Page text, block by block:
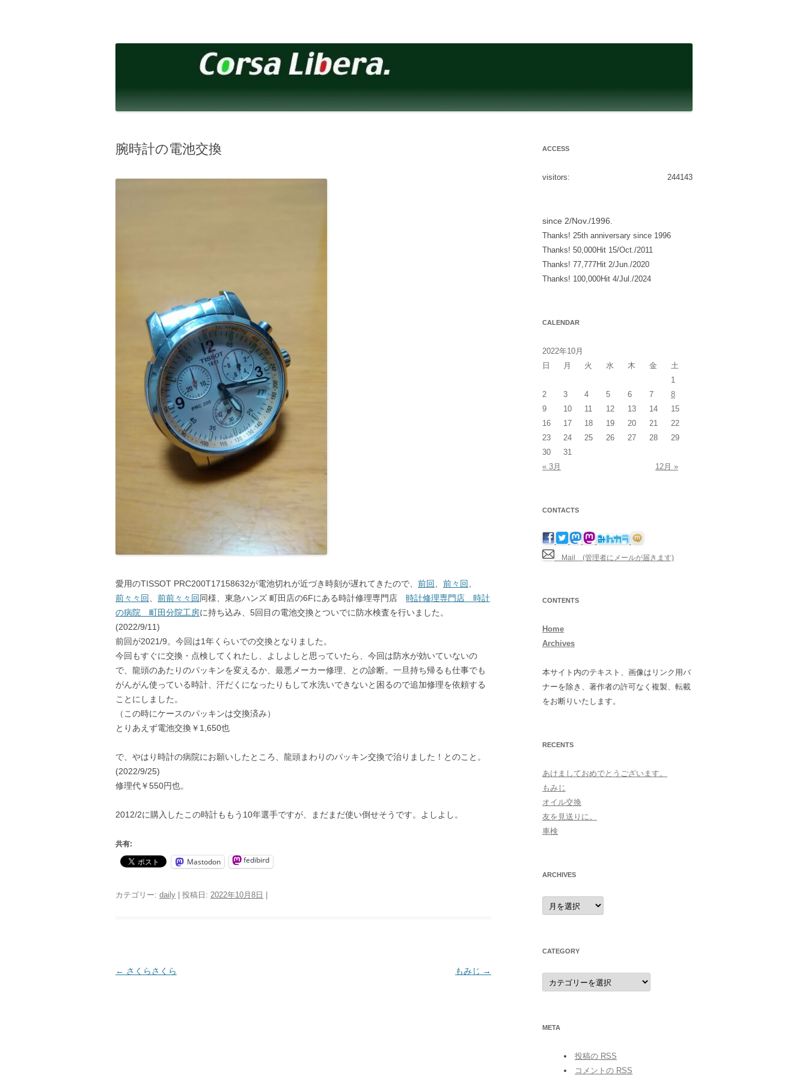
へ
腕時計の電池交換
愛用のTISSOT PRC200T17158632が電池切れが近づき時刻が遅れてきたので、 前回 前々回
前々々回
前前々々回同様、東急ハンズ 町田店の6Fにある時計修理専門店 時計修理専門店 時計
の病院 町田分院工房に持ち込み、5回目の電池交換とついでに防水検査を行いました。
(2022/9/11)
前回が2021/9。今回は1年くらいでの交換となりました。
今回もすぐに交換・点検してくれたし、よしよしと思っていたら、今回は防水が効いていないの
で、龍頭のあたりのパッキンを変えるか、最悪メーカー修理、との診断。一旦持ち帰るも仕事でも
がんがん使っている時計、汗だくになったりもして水洗いできないと困るので追加修理を依頼する
ことにしました。
（この時にケースのパッキンは交換済み）
とりあえず電池交換￥1,650也
で、やはり時計の病院にお願いしたところ、龍頭まわりのパッキン交換で治りました！とのこと。
(2022/9/25)
修理代￥550円也。
2012/2に購入したこの時計ももう10年選手ですが、まだまだ使い倒せそうです。よしよし。
共有:
Mastodon fedibird
カテゴリー: daily | 投稿日: 2022年10月8日 |
投
← さくらさくら もみじ →
ACCESS
244143
visitors:
since 2/Nov./1996.
Thanks! 25th anniversary since 1996
Thanks! 50,000Hit 15/Oct./2011
Thanks! 77,777Hit 2/Jun./2020
Thanks! 100,000Hit 4/Jul./2024
CALENDAR
2022年10月
日
月 火 水 木 金
土
1
2
3 4 5 6 7
8
9
10 11 12 13 14
15
16
17 18 19 20 21
22
23
24 25 26 27 28
29
30
31
« 3月
12月 »
CONTACTS
Mail (管理者にメールが届きます)
CONTENTS
Home
Archives
本サイト内のテキスト、画像はリンク用バ
ナーを除き、著作者の許可なく複製、転載
をお断りいたします。
RECENTS
あけましておめでとうございます。
もみじ
オイル交換
友を見送りに。
車検
ARCHIVES
archives
CATEGORY
category
META
投稿の RSS
コメントの RSS